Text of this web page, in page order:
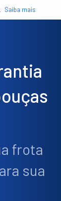
Saiba mais
frota
sua